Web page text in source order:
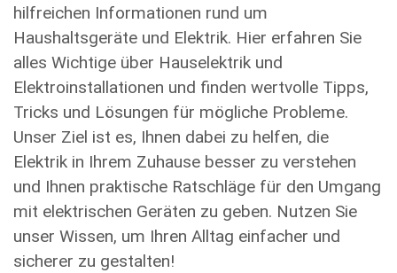
hilfreichen Informationen rund um
Haushaltsgeräte und Elektrik. Hier erfahren Sie
alles Wichtige über Hauselektrik und
Elektroinstallationen und finden wertvolle Tipps,
Tricks und Lösungen für mögliche Probleme.
Unser Ziel ist es, Ihnen dabei zu helfen, die
Elektrik in Ihrem Zuhause besser zu verstehen
und Ihnen praktische Ratschläge für den Umgang
mit elektrischen Geräten zu geben. Nutzen Sie
unser Wissen, um Ihren Alltag einfacher und
sicherer zu gestalten!